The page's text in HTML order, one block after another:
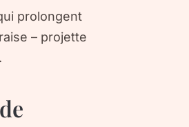
prolongent
– projette